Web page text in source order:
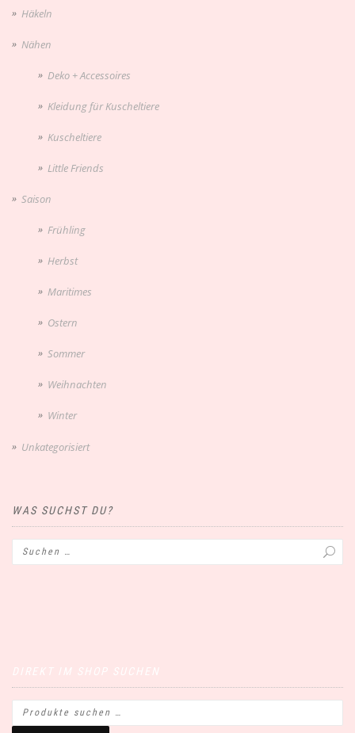
Häkeln
Nähen
Deko + Accessoires
Kleidung für Kuscheltiere
Kuscheltiere
Little Friends
Saison
Frühling
Herbst
Maritimes
Ostern
Sommer
Weihnachten
Winter
Unkategorisiert
WAS SUCHST DU?